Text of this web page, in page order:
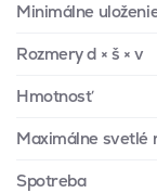
Minimálne
Rozmery d × š × v
Hmotnosť
Maximálne svetlé
Spotreba